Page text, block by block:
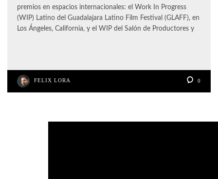
premios en espacios internacionales: el Work In Progress
(WIP) Latino del Guadalajara Latino Film Festival (GLAFF), en
Los Ángeles, California, y el WIP del Salón de Productores y
FELIX LORA 0